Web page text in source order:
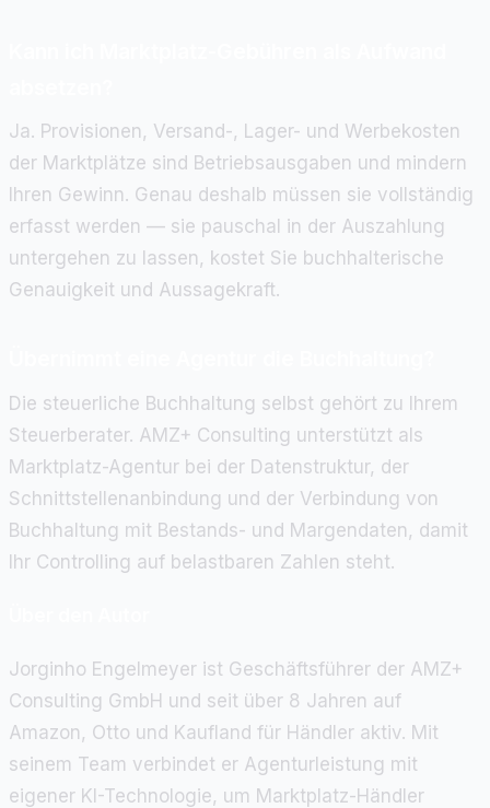
Ja. Provisionen, Versand-, Lager- und Werbekosten
der Marktplätze sind Betriebsausgaben und mindern
Ihren Gewinn. Genau deshalb müssen sie vollständig
erfasst werden — sie pauschal in der Auszahlung
untergehen zu lassen, kostet Sie buchhalterische
Genauigkeit und Aussagekraft.
Die steuerliche Buchhaltung selbst gehört zu Ihrem
Steuerberater. AMZ+ Consulting unterstützt als
Marktplatz-Agentur bei der Datenstruktur, der
Schnittstellenanbindung und der Verbindung von
Buchhaltung mit Bestands- und Margendaten, damit
Ihr Controlling auf belastbaren Zahlen steht.
Jorginho Engelmeyer ist Geschäftsführer der AMZ+
Consulting GmbH und seit über 8 Jahren auf
Amazon, Otto und Kaufland für Händler aktiv. Mit
seinem Team verbindet er Agenturleistung mit
eigener KI-Technologie, um Marktplatz-Händler